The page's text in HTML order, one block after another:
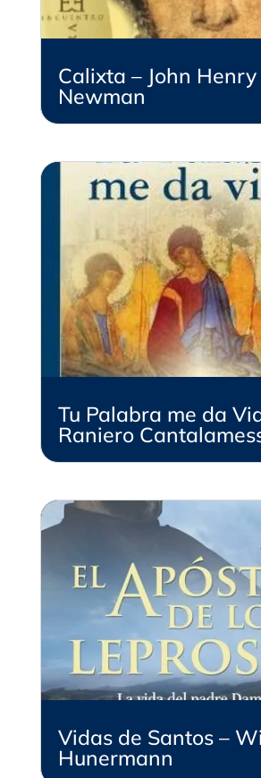
Calixta – John Henry
Newman
Tu Palabra me da
Raniero
Vidas de Santos –
Hunermann